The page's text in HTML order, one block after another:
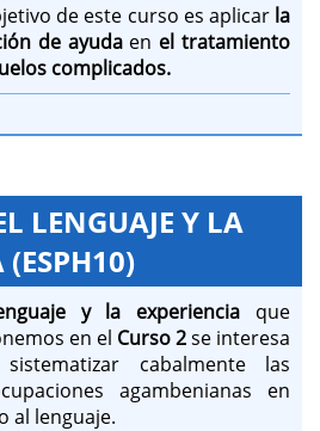
de este curso es aplicar la
de ayudaen el tratamiento
complicados.
LENGUAJE Y LA
(ESPH10)
y la experiencia que
en el Curso 2se interesa
cabalmente las
agambenianas en
al lenguaje.